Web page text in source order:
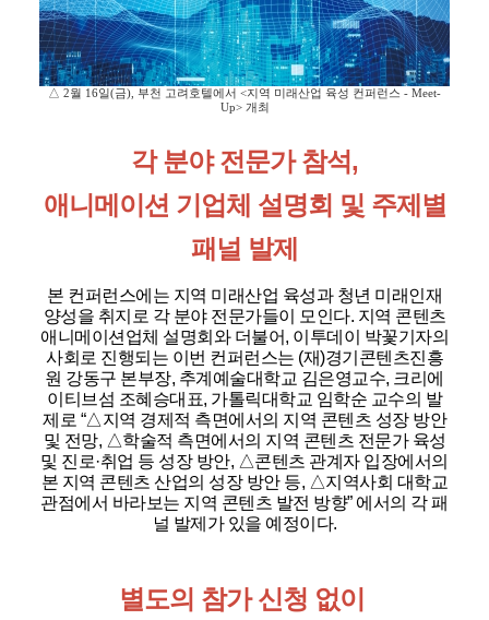
△ 2월 16일(금), 부천 고려호텔에서 <지역 미래산업 육성 컨퍼런스 - Meet-
Up> 개최
각 분야 전문가 참석,
애니메이션 기업체 설명회 및 주제별
패널 발제
본 컨퍼런스에는 지역 미래산업 육성과 청년 미래인재
양성을 취지로 각 분야 전문가들이 모인다. 지역 콘텐츠
애니메이션업체 설명회와 더불어, 이투데이 박꽃기자의
사회로 진행되는 이번 컨퍼런스는 (재)경기콘텐츠진흥
원 강동구 본부장, 추계예술대학교 김은영교수, 크리에
이티브섬 조혜승대표, 가톨릭대학교 임학순 교수의 발
제로 “△지역 경제적 측면에서의 지역 콘텐츠 성장 방안
및 전망, △학술적 측면에서의 지역 콘텐츠 전문가 육성
및 진로·취업 등 성장 방안, △콘텐츠 관계자 입장에서의
본 지역 콘텐츠 산업의 성장 방안 등, △지역사회 대학교
관점에서 바라보는 지역 콘텐츠 발전 방향” 에서의 각 패
널 발제가 있을 예정이다.
별도의 참가 신청 없이